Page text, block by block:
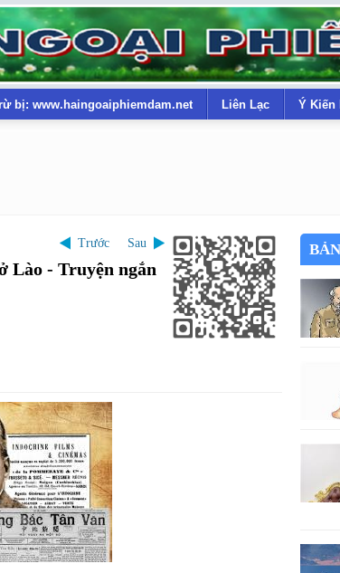
bị: www.haingoaiphiemdam.net Liên Lạc Ý Kiến
Trước Sau
Lào - Truyện ngắn